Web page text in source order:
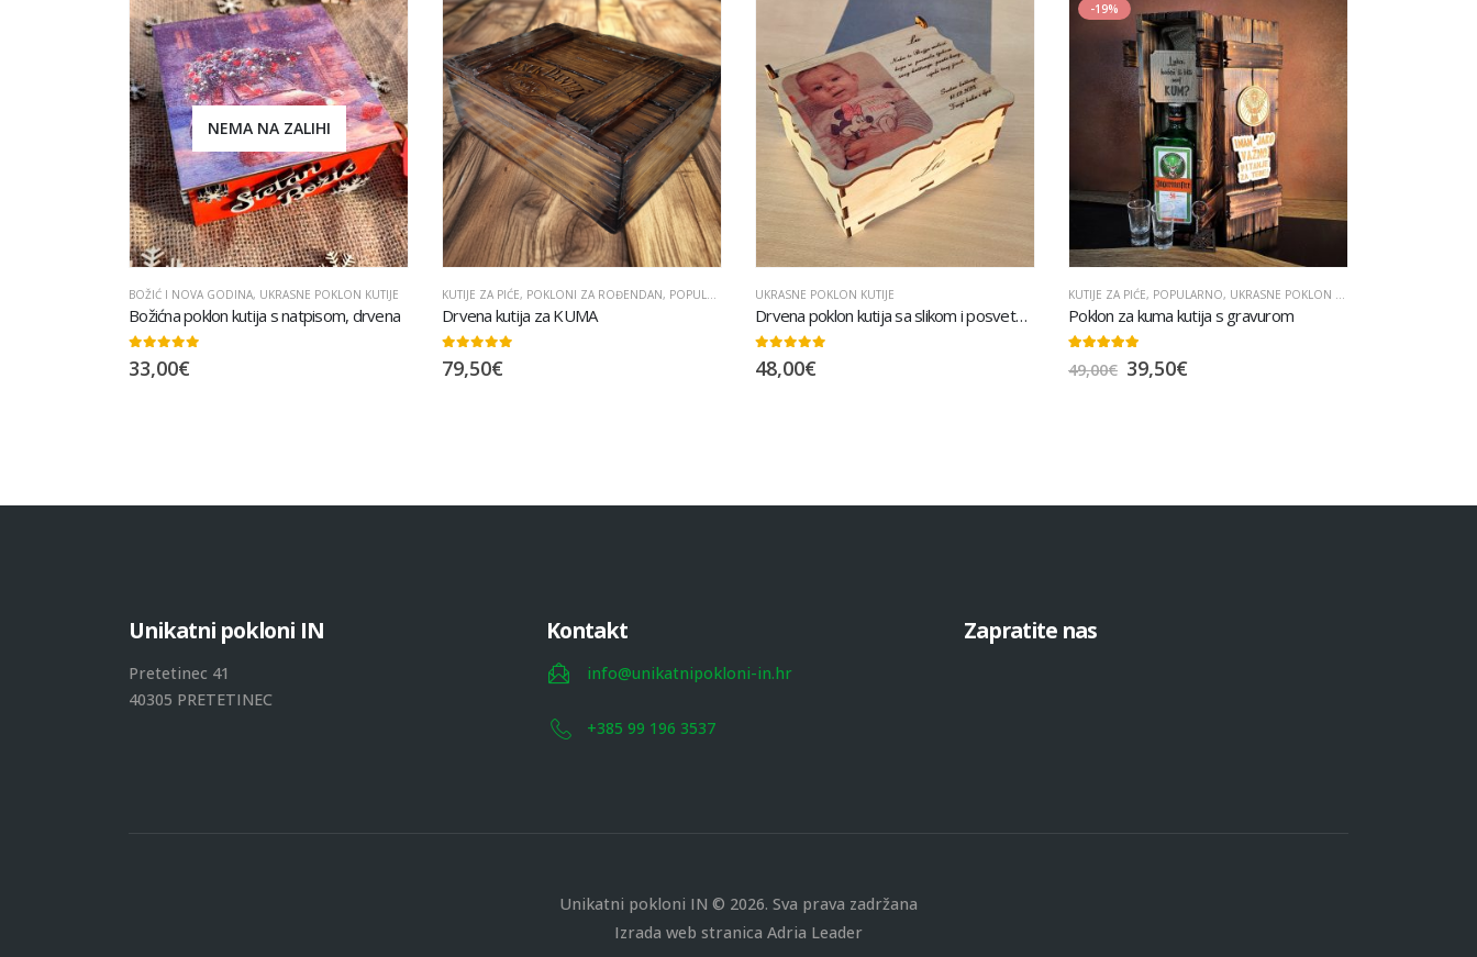
NEMA NA ZALIHI
BOŽIĆ I NOVA GODINA, UKRASNE POKLON KUTIJE
Božićna poklon kutija s natpisom, drvena
33,00€
KUTIJE ZA PIĆE, POKLONI ZA ROĐENDAN, POPULARNO UKRASNE POKLON KUTIJE
Drvena kutija za KUMA
79,50€
UKRASNE POKLON KUTIJE
Drvena poklon kutija sa slikom i posvetom
48,00€
-19%
KUTIJE ZA PIĆE, POPULARNO, UKRASNE POKLON KUTIJE
Poklon za kuma kutija s gravurom
49,00€ 39,50€
Unikatni pokloni IN
Pretetinec 41
40305 PRETETINEC
Kontakt
info@unikatnipokloni-in.hr
+385 99 196 3537
Zapratite nas
Unikatni pokloni IN © 2026. Sva prava zadržana
Izrada web stranica Adria Leader